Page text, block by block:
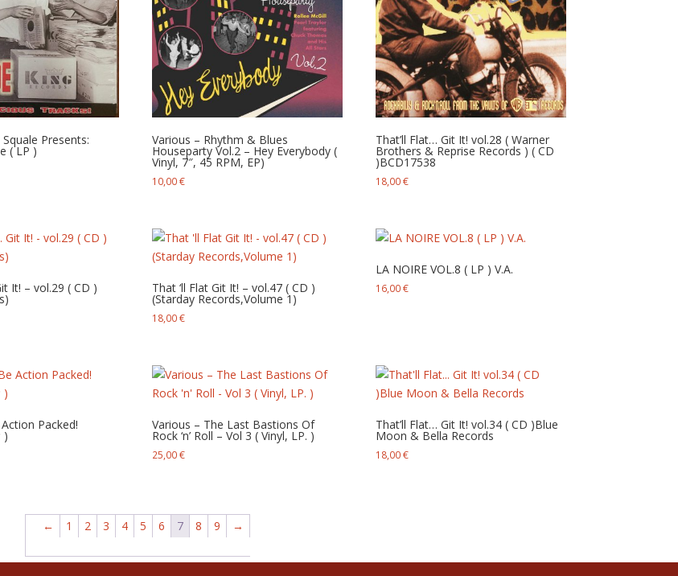
Presents:
( LP )
Various ‎– Rhythm & Blues
Houseparty Vol.2 – Hey Everybody (
Vinyl, 7″, 45 RPM, EP)
10,00€
That’ll Flat… Git It! vol.28 ( Warner
Brothers & Reprise Records ) ( CD
) BCD17538
18,00€
It! – vol.29 ( CD ) That ‘ll Flat Git It! – vol.47 ( CD )
(Starday Records,Volume 1)
18,00€
LA NOIRE VOL.8 ( LP ) V.A.
16,00€
Packed!
)
Various – The Last Bastions Of
Rock ‘n’ Roll – Vol 3 ( Vinyl, LP. )
25,00€
That’ll Flat… Git It! vol.34 ( CD ) Blue
Moon & Bella Records
18,00€
← 1 2 3 4 5 6 7 8 9 →